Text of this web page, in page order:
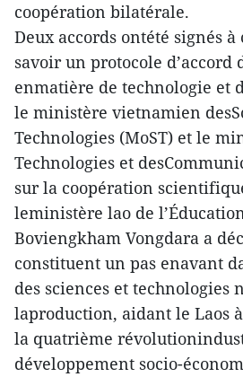
coopération bilatérale.
Deux accords ontété signés à
savoir un protocole d’accord
enmatière de technologie et
le ministère vietnamien
Technologies (MoST) et le
Technologies et
sur la coopération
leministère lao de
Boviengkham Vongdara a
constituent un pas enavant
des sciences et technologies
laproduction, aidant le Laos
la quatrième
développement socio-